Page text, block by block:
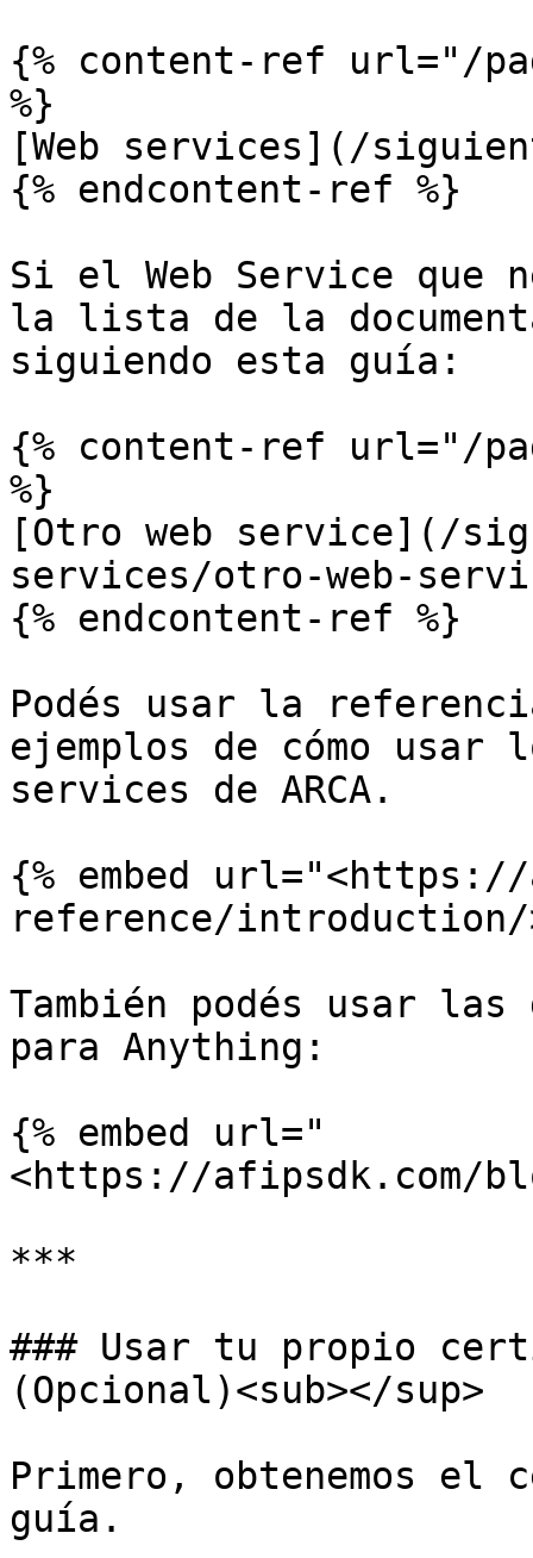
{% content-ref url="/
%}
[Web services](/
{% endcontent-ref %}
Si el Web Service que
la lista de la
siguiendo esta guía:
{% content-ref url="/
%}
[Otro web service](/
services/otro-web-
{% endcontent-ref %}
Podés usar la
ejemplos de cómo usar
services de ARCA.
{% embed
reference/introduction/
También podés usar
para Anything:
{% embed url="
<https://afipsdk.com/
***
### Usar tu propio
(Opcional)<sub></sup>
Primero, obtenemos
guía.